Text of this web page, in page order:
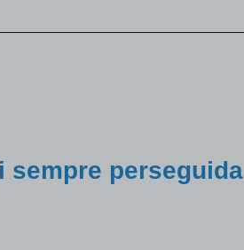
sempre perseguida